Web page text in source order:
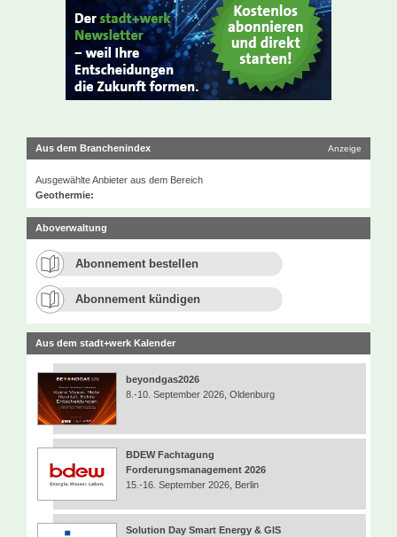
Aus dem Branchenindex Anzeige
Ausgewählte Anbieter aus dem Bereich
Geothermie:
Aboverwaltung
Abonnement bestellen
Abonnement kündigen
Aus dem stadt+werk Kalender
beyondgas2026
8.-10. September 2026, Oldenburg
BDEW Fachtagung
Forderungsmanagement 2026
15.-16. September 2026, Berlin
Solution Day Smart Energy & GIS